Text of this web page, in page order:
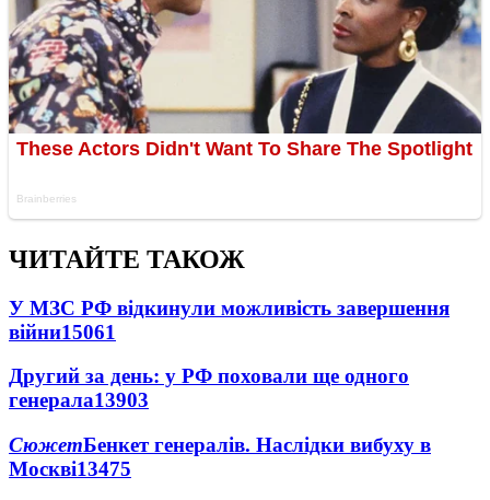
ЧИТАЙТЕ ТАКОЖ
У МЗС РФ відкинули можливість завершення
війни15061
Другий за день: у РФ поховали ще одного
генерала13903
СюжетБенкет генералів. Наслідки вибуху в
Москві13475